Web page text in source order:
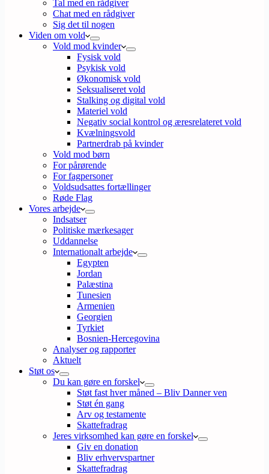
Tal med en rådgiver
Chat med en rådgiver
Sig det til nogen
Viden om vold
Vold mod kvinder
Fysisk vold
Psykisk vold
Økonomisk vold
Seksualiseret vold
Stalking og digital vold
Materiel vold
Negativ social kontrol og æresrelateret vold
Kvælningsvold
Partnerdrab på kvinder
Vold mod børn
For pårørende
For fagpersoner
Voldsudsattes fortællinger
Røde Flag
Vores arbejde
Indsatser
Politiske mærkesager
Uddannelse
Internationalt arbejde
Egypten
Jordan
Palæstina
Tunesien
Armenien
Georgien
Tyrkiet
Bosnien-Hercegovina
Analyser og rapporter
Aktuelt
Støt os
Du kan gøre en forskel
Støt fast hver måned – Bliv Danner ven
Støt én gang
Arv og testamente
Skattefradrag
Jeres virksomhed kan gøre en forskel
Giv en donation
Bliv erhvervspartner
Skattefradrag